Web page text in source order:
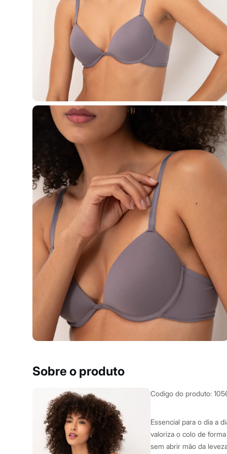
Casacos e Jaquetas
Jeans
Macacões
Shorts e Bermudas
Vestidos
Acessórios
Bolsas
Bonés e Chapéus
Bijoux
Cintos
Óculos
Relógios
Calçados
Botas
Chinelos
Rasteirinhas
Sandálias
Sapatilhas
Tênis
Marcas
City
Clock House
Mindset
Sawary
Yessica
Moda esportiva
Acessórios
Blusas
Calçados
Leggings
Shorts e Bermudas
Moda íntima
Calcinhas
Cintas e Modeladores
Meias
Pijamas
Biquínis
Maiôs
Personagens
Plus size
Blusas e Camisetas
Calças
Casacos e Jaquetas
Jeans
Moda esportiva
Sobre o produto
Codigo do produto:
Essencial para o dia a
valoriza o colo de
sem abrir mão da